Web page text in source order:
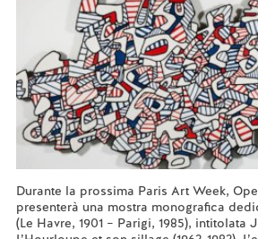
Durante la prossima Paris Art Week,
presenterà una mostra monografica
(Le Havre, 1901 – Parigi, 1985), intitolata